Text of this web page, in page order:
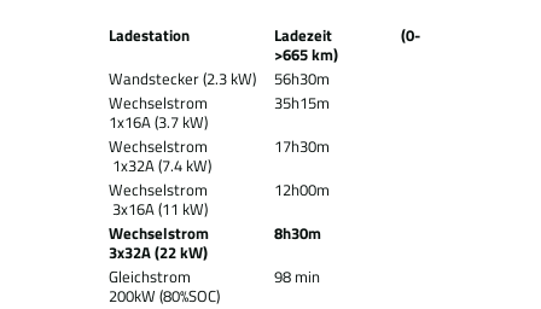
Ladestation
Ladezeit (0-
>665 km)
Wandstecker (2.3 kW)
56h30m
Wechselstrom
1x16A (3.7 kW)
35h15m
Wechselstrom
1x32A (7.4 kW)
17h30m
Wechselstrom
3x16A (11 kW)
12h00m
Wechselstrom
3x32A (22 kW)
8h30m
Gleichstrom
200kW (80%SOC)
98 min